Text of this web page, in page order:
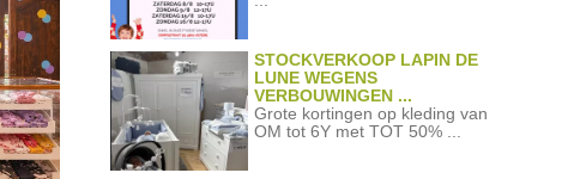
STOCKVERKOOP LAPIN DE
LUNE WEGENS
VERBOUWINGEN ...
Grote kortingen op kleding van
OM tot 6Y met TOT 50% ...